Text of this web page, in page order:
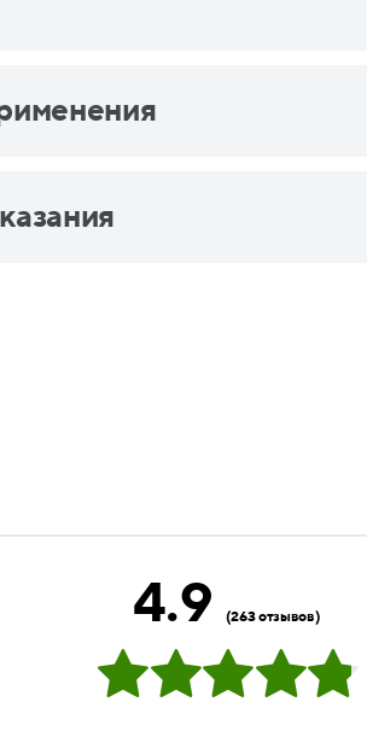
4.9 (263 отзывов)